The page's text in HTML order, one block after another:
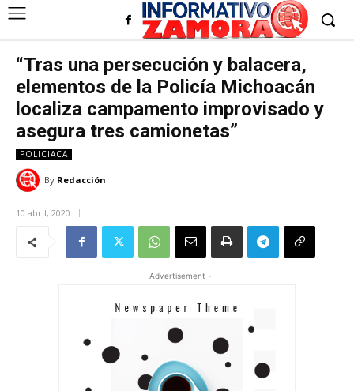
“Tras una persecución y balacera,
elementos de la Policía Michoacán
localiza campamento improvisado y
asegura tres camionetas”
POLICIACA
By Redacción
10 abril, 2020
- Advertisement -